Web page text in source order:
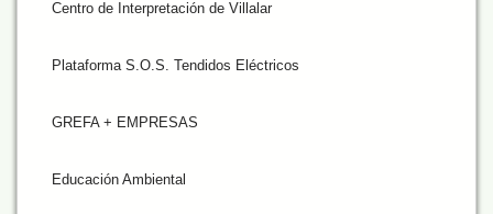
Centro de Interpretación de Villalar
Plataforma S.O.S. Tendidos Eléctricos
GREFA + EMPRESAS
Educación Ambiental